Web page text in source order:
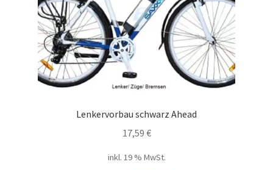
Lenkervorbau schwarz Ahead
17,59 €
inkl. 19 % MwSt.